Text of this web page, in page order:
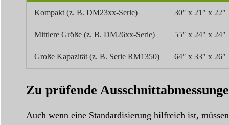
Kompakt (z. B. DM23xx-Serie) 30″ x 21″ x 22″
Mittlere Größe (z. B. DM26xx-Serie) 55″ x 24″ x 24″
Große Kapazität (z. B. Serie RM1350) 64″ x 33″ x 26″
Zu prüfende
Auch wenn eine Standardisierung hilfreich ist,